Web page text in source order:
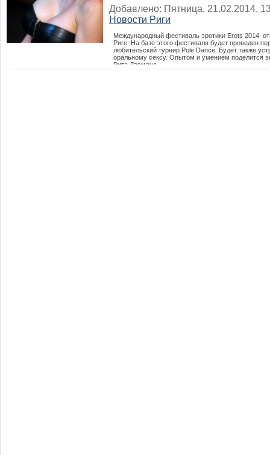
Добавлено: Пятница, 21.02.2014,
Новости Риги
Международный фестиваль эротики Erots 2014
Риге. На базе этого фестиваля будет проведен
любительский турнир Pole Dance. Будет также
оральному сексу. Опытом и умением поделится
Рита Ласмане.